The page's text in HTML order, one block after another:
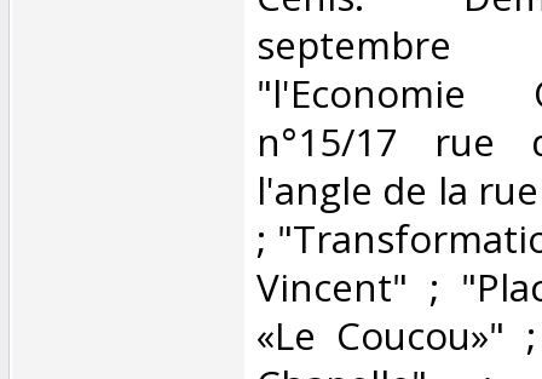
"l'Economie
n°15/17 rue
l'angle de la
;
Vincent" ;
«Le